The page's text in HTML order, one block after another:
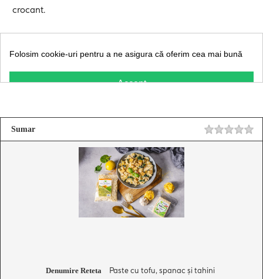
crocant.
Sumar
Denumire Reteta Paste cu tofu, spanac și tahini